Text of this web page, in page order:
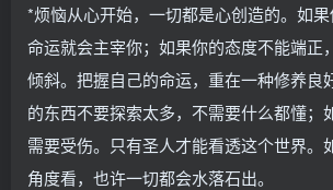
*烦恼从心开始，一切都是心创造的。如果
命运就会主宰你；如果你的态度不能端正
倾斜。把握自己的命运，重在一种修养良
的东西不要探索太多，不需要什么都懂；
需要受伤。只有圣人才能看透这个世界。
角度看，也许一切都会水落石出。